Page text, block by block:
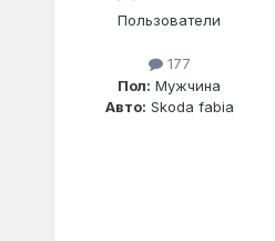
Пользователи
177
Пол: Мужчина
Авто: Skoda fabia